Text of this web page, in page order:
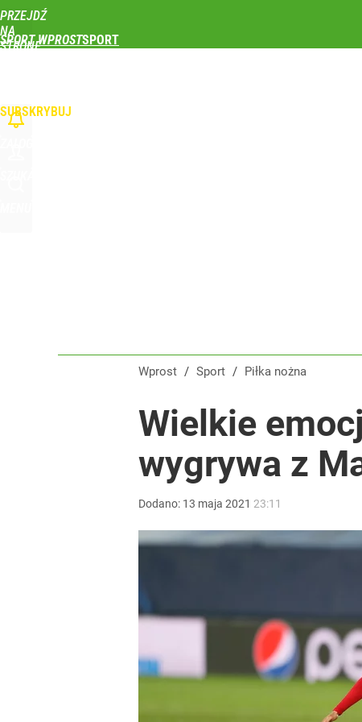
PRZEJDŹ
NA
STRONĘ
SPORT WPROST
SUBSKRYBUJ
Prawdziwa wartość różnorodności
Gen. Pawlikowski: Przywiozłem cenną lekcję z
Wprost / Sport / Piłka nożna
Wielkie
wygrywa z
Dodano: 13 maja 2021 23:11